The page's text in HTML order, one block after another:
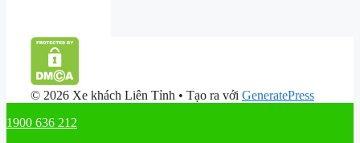
© 2026 Xe khách Liên Tỉnh • Tạo ra với GeneratePress
1900 636 212